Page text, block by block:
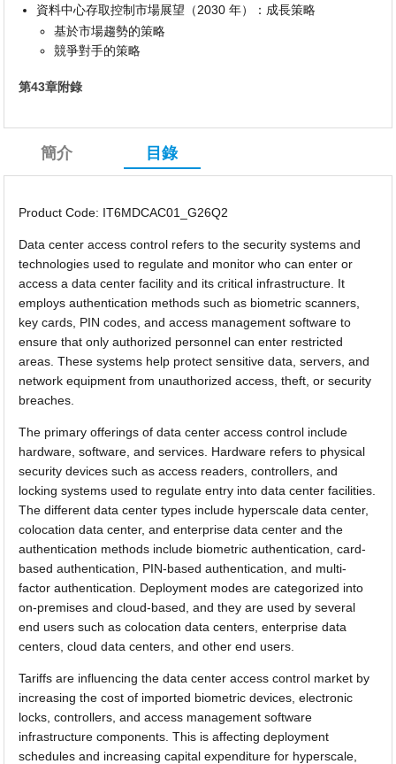
資料中心存取控制市場展望（2030 年）：成長策略
基於市場趨勢的策略
競爭對手的策略
第43章附錄
簡介 目錄
Product Code: IT6MDCAC01_G26Q2
Data center access control refers to the security systems and
technologies used to regulate and monitor who can enter or
access a data center facility and its critical infrastructure. It
employs authentication methods such as biometric scanners,
key cards, PIN codes, and access management software to
ensure that only authorized personnel can enter restricted
areas. These systems help protect sensitive data, servers, and
network equipment from unauthorized access, theft, or security
breaches.
The primary offerings of data center access control include
hardware, software, and services. Hardware refers to physical
security devices such as access readers, controllers, and
locking systems used to regulate entry into data center facilities.
The different data center types include hyperscale data center,
colocation data center, and enterprise data center and the
authentication methods include biometric authentication, card-
based authentication, PIN-based authentication, and multi-
factor authentication. Deployment modes are categorized into
on-premises and cloud-based, and they are used by several
end users such as colocation data centers, enterprise data
centers, cloud data centers, and other end users.
Tariffs are influencing the data center access control market by
increasing the cost of imported biometric devices, electronic
locks, controllers, and access management software
infrastructure components. This is affecting deployment
schedules and increasing capital expenditure for hyperscale,